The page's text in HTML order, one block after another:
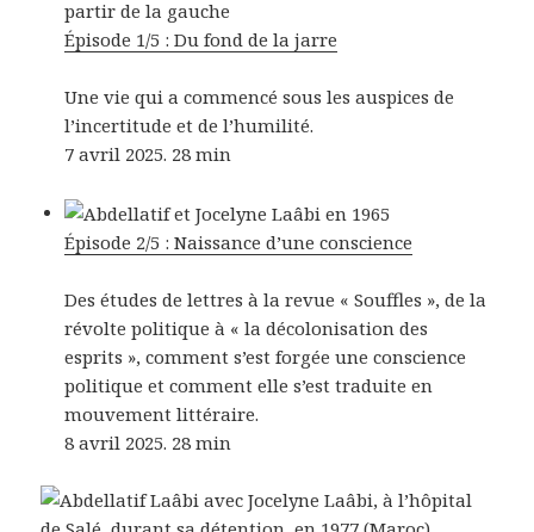
Épisode 1/5 : Du fond de la jarre
Une vie qui a commencé sous les auspices de
l’incertitude et de l’humilité.
7 avril 2025. 28 min
Épisode 2/5 : Naissance d’une conscience
Des études de lettres à la revue « Souffles », de la
révolte politique à « la décolonisation des
esprits », comment s’est forgée une conscience
politique et comment elle s’est traduite en
mouvement littéraire.
8 avril 2025. 28 min